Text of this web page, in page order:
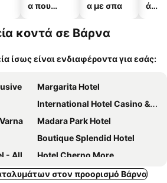
α που
κατοικίδι
α με σπα
ά
κοντά σε Βάρνα
ίσως είναι ενδιαφέροντα για εσάς:
Margarita Hotel
International Hotel Casino & Tower Suites
Madara Park Hotel
Boutique Splendid Hotel
Hotel Cherno More
Hotel Palitra
στον προορισμό Βάρνα